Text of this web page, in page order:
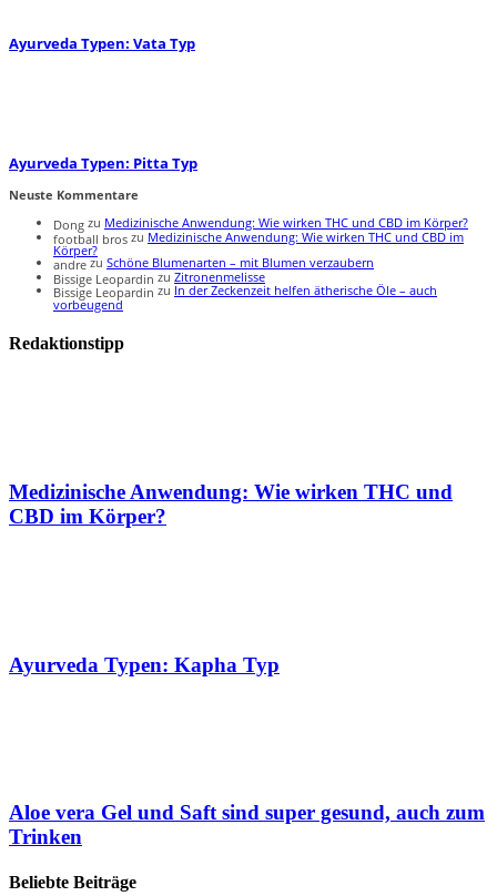
Ayurveda Typen: Vata Typ
Ayurveda Typen: Pitta Typ
Neuste Kommentare
Dong zu Medizinische Anwendung: Wie wirken THC und CBD im Körper?
football bros zu Medizinische Anwendung: Wie wirken THC und CBD im
Körper?
andrezu Schöne Blumenarten – mit Blumen verzaubern
Bissige Leopardin zu Zitronenmelisse
Bissige Leopardin zu In der Zeckenzeit helfen ätherische Öle – auch
vorbeugend
Redaktionstipp
Medizinische Anwendung: Wie wirken THC und
CBD im Körper?
Ayurveda Typen: Kapha Typ
Aloe vera Gel und Saft sind super gesund, auch zum
Trinken
Beliebte Beiträge